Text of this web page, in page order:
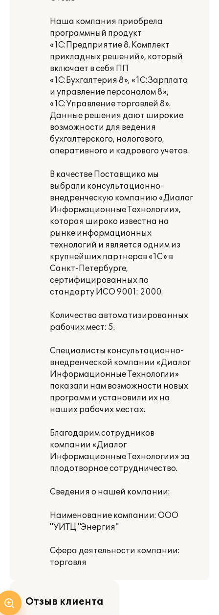
Наша компания приобрела
программный продукт
«1С:Предприятие 8. Комплект
прикладных решений», который
включает в себя ПП
«1С:Бухгалтерия 8», «1С:Зарплата
и управление персоналом 8»,
«1С:Управление торговлей 8».
Данные решения дают широкие
возможности для ведения
бухгалтерского, налогового,
оперативного и кадрового учетов.
В качестве Поставщика мы
выбрали консультационно-
внедренческую компанию «Диалог
Информационные Технологии»,
которая широко известна на
рынке информационных
технологий и является одним из
крупнейших партнеров «1С» в
Санкт-Петербурге,
сертифицированных по
стандарту ИСО 9001: 2000.
Количество автоматизированных
рабочих мест: 5.
Специалисты консультационно-
внедренческой компании «Диалог
Информационные Технологии»
показали нам возможности новых
программ и установили их на
наших рабочих местах.
Благодарим сотрудников
компании «Диалог
Информационные Технологии» за
плодотворное сотрудничество.
Сведения о нашей компании:
Наименование компании: ООО
"УИТЦ "Энергия"
Сфера деятельности компании:
торговля
Отзыв клиента